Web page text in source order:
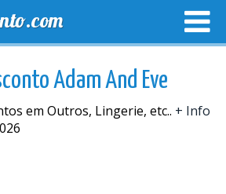
Adam And Eve
em Outros, Lingerie, etc.. + Info